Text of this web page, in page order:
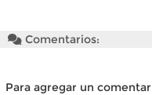
Comentarios:
Para agregar un